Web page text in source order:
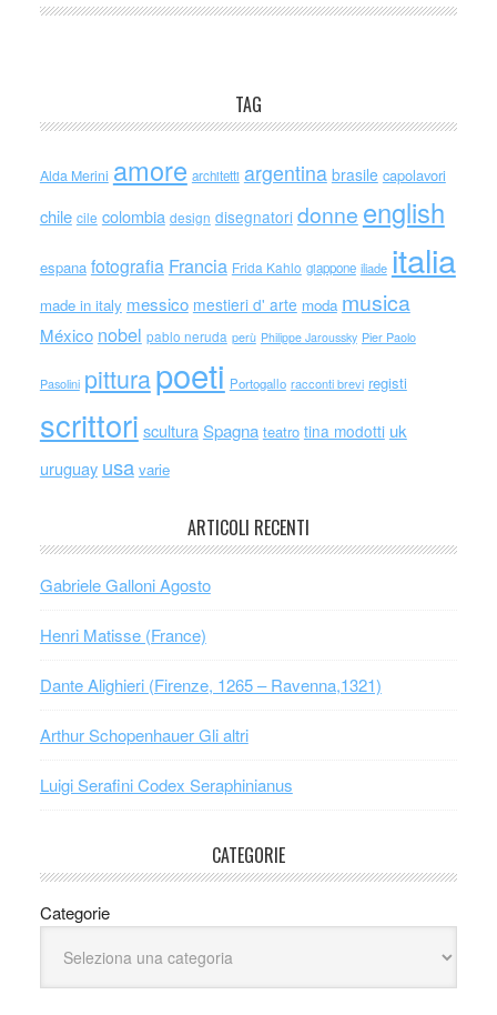
TAG
Alda Merini amore architetti argentina brasile capolavori
chile cile colombia design disegnatori donne english
espana fotografia Francia Frida Kahlo giappone iliade italia
made in italy messico mestieri d' arte moda musica
México nobel pablo neruda perù Philippe Jaroussky Pier Paolo
Pasolini pitturapoeti Portogallo racconti brevi registi
scrittori scultura Spagna teatro tina modotti uk
uruguay usa varie
ARTICOLI RECENTI
Gabriele Galloni Agosto
Henri Matisse (France)
Dante Alighieri (Firenze, 1265 – Ravenna,1321)
Arthur Schopenhauer Gli altri
Luigi Serafini Codex Seraphinianus
CATEGORIE
Categorie